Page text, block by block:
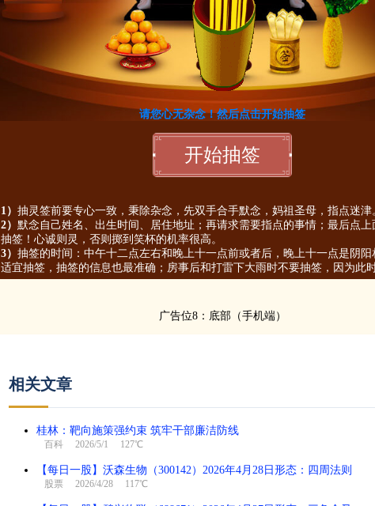
1） 抽灵签前要专心一致，秉除杂念，先双手合手默念，妈祖圣母，指点迷津
2） 默念自己姓名、出生时间、居住地址；再请求需要指点的事情；最后点
抽签！心诚则灵，否则掷到笑杯的机率很高。
3） 抽签的时间：中午十二点左右和晚上十一点前或者后，晚上十一点是阴
适宜抽签，抽签的信息也最准确；房事后和打雷下大雨时不要抽签，因为此
广告位8：底部（手机端）
相关文章
桂林：靶向施策强约束 筑牢干部廉洁防线
百科 2026/5/1 127℃
【每日一股】沃森生物（300142）2026年4月28日形态：四周法则
股票 2026/4/28 117℃